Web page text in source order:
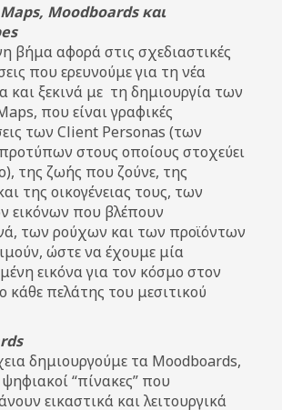
Moodboards και
βήμα αφορά στις σχεδιαστικές
που ερευνούμε για τη νέα
και ξεκινά με τη δημιουργία των
που είναι γραφικές
των Client Personas (των
στους οποίους στοχεύει
της ζωής που ζούνε, της
της οικογένειας τους, των
εικόνων που βλέπουν
των ρούχων και των προϊόντων
ώστε να έχουμε μία
εικόνα για τον κόσμο στον
κάθε πελάτης του μεσιτικού
δημιουργούμε τα Moodboards,
“πίνακες” που
εικαστικά και λειτουργικά